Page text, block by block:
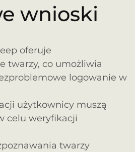
wnioski
oferuje
twarzy, co umożliwia
logowanie w
użytkownicy muszą
celu weryfikacji
twarzy